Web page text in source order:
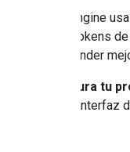
Fleet Engine
Estos tokens
comprender
Configura tu
usar la interfaz